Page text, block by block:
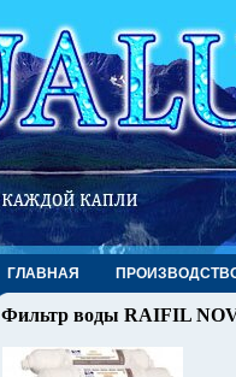
ГЛАВНАЯ
Фильтр воды RAIFIL